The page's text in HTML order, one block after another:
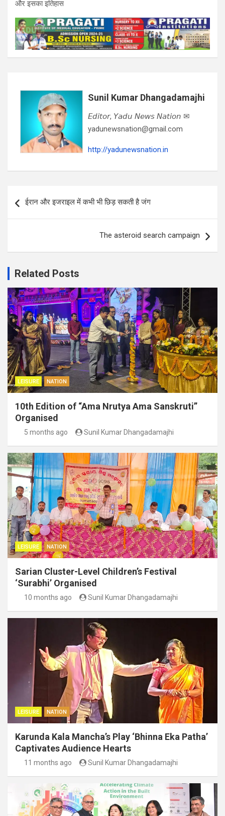
और इसका इतिहास
Sunil Kumar Dhangadamajhi
𝘌𝘥𝘪𝘵𝘰𝘳, 𝘠𝘢𝘥𝘶 𝘕𝘦𝘸𝘴 𝘕𝘢𝘵𝘪𝘰𝘯 ✉
yadunewsnation@gmail.com
http://yadunewsnation.in
navigation
ईरान और इजराइल में कभी भी छिड़ सकती है जंग
The asteroid search campaign
Related Posts
LEISURE NATION
10th Edition of “Ama Nrutya Ama Sanskruti”
Organised
5 months ago Sunil Kumar Dhangadamajhi
LEISURE NATION
Sarian Cluster-Level Children’s Festival
‘Surabhi’ Organised
10 months ago Sunil Kumar Dhangadamajhi
LEISURE NATION
Karunda Kala Mancha’s Play ‘Bhinna Eka Patha’
Captivates Audience Hearts
11 months ago Sunil Kumar Dhangadamajhi